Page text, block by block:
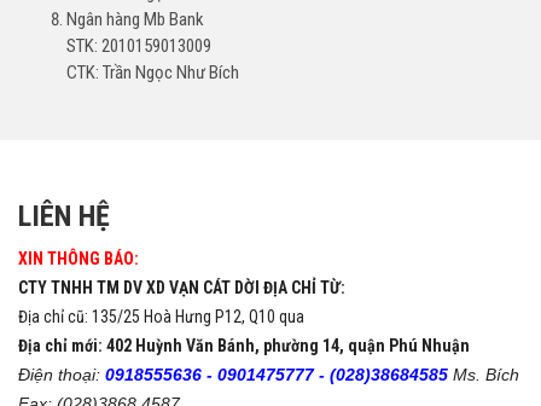
Ngân hàng Mb Bank
STK: 2010159013009
CTK: Trần Ngọc Như Bích
LIÊN HỆ
XIN THÔNG BÁO:
CTY TNHH TM DV XD VẠN CÁT DỜI ĐỊA CHỈ TỪ:
Địa chỉ cũ: 135/25 Hoà Hưng P12, Q10 qua
Địa chỉ mới: 402 Huỳnh Văn Bánh, phường 14, quận Phú Nhuận
Điện thoại: 0918555636 - 0901475777 - (028)38684585 Ms. Bích